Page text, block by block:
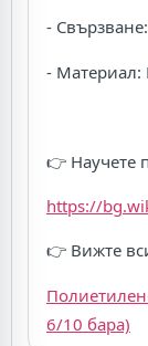
-
- Материал:
👉 Научете
https://
👉 Вижте
6/10 бара)